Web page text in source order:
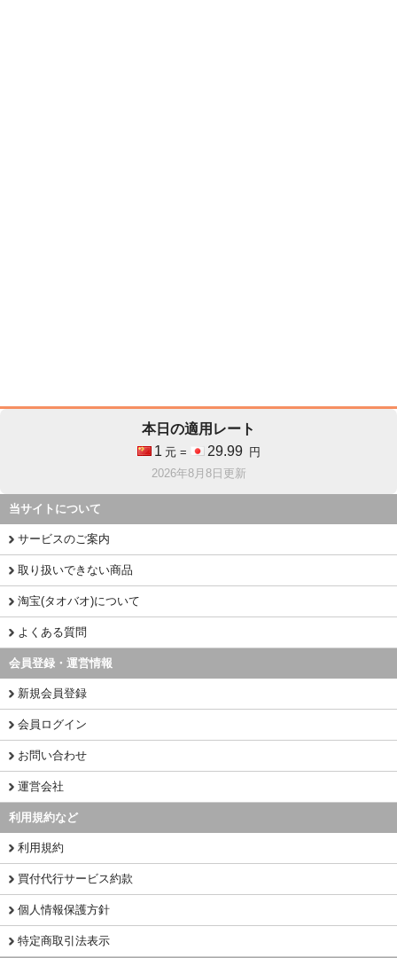
本日の適用レート
1 元 = 29.99
円
2026年8月8日更新
当サイトについて
サービスのご案内
取り扱いできない商品
淘宝(タオバオ)について
よくある質問
会員登録・運営情報
新規会員登録
会員ログイン
お問い合わせ
運営会社
利用規約など
利用規約
買付代行サービス約款
個人情報保護方針
特定商取引法表示